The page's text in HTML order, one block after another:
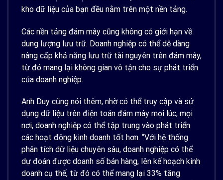
kho dữ liệu của bạn đều nằm trên một nền tảng.
Các nền tảng đám mây cũng không có giới hạn về
dung lượng lưu trữ. Doanh nghiệp có thể dễ dàng
nâng cấp khả năng lưu trữ tài nguyên trên đám mây,
từ đó mang lại không gian vô tận cho sự phát triển
của doanh nghiệp.
Anh Duy cũng nói thêm, nhờ có thể truy cập và sử
dụng dữ liệu trên điện toán đám mây mọi lúc, mọi
nơi, doanh nghiệp có thể tập trung vào phát triển
các hoạt động kinh doanh tốt hơn. “Với hệ thống
phân tích dữ liệu chuyên sâu, doanh nghiệp có thể
dự đoán được doanh số bán hàng, lên kế hoạch kinh
doanh cụ thế, từ đó có thể mang lại 33% tăng